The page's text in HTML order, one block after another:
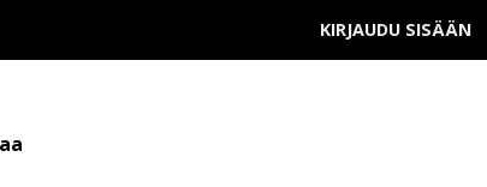
KIRJAUDU SISÄÄN